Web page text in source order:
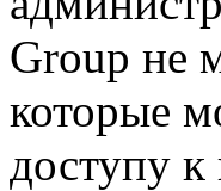
Group не
которые
доступу к